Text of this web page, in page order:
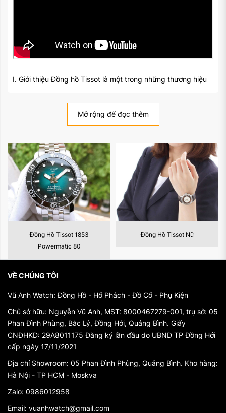
I. Giới thiệu Đồng hồ Tissot là một trong những thương hiệu
đạt được danh tiếng về sự chất lượng và thiết kế tinh tế.
Trong bài viết này, chúng ta sẽ khám phá hành trình phát
triển của đồng hồ Tissot, lịch sử, công nghệ, và vai trò của
II. Lịch Sử của Đồng Hồ Tissot
Xuất phát điểm
Thương hiệu Tissot được thành lập vào năm
1853 bởi Charles-Félicien Tissot và con trai của
ông, Charles-Émile Tissot, tại thành phố Le
Locle, Thụy Sĩ.
Tissot ban đầu tập trung vào sản xuất đồng hồ
việc mở rộng sản xuất và phân phối quốc tế.
Năm 1917, Tissot đã ra mắt mẫu đồng hồ đầu
tiên trên thế giới tích hợp với nút bấm khởi động
và dừng chức năng chronograph.
Tissot đã trở thành một phần của Tập đoàn
thêm tài chính và nguồn lực để phát triển.
III. Đặc Điểm và Công Nghệ của Đồng Hồ Tissot
Thiết kế và Phong Cách
Mở rộng để đọc thêm
Đồng Hồ Tissot 1853
Powermatic 80
Đồng Hồ Tissot Nữ
VỀ CHÚNG TÔI
Vũ Anh Watch: Đồng Hồ - Hổ Phách - Đồ Cổ - Phụ Kiện
Chủ sở hữu: Nguyễn Vũ Anh, MST: 8000467279-001, trụ sở: 05
Phan Đình Phùng, Bắc Lý, Đồng Hới, Quảng Bình. Giấy
CNĐHKD: 29A8011175 Đăng ký lần đầu do UBND TP Đồng Hới
cấp ngày 17/11/2021
Địa chỉ Showroom: 05 Phan Đình Phùng, Quảng Bình. Kho hàng:
Hà Nội - TP HCM - Moskva
Zalo: 0986012958
Email: vuanhwatch@gmail.com